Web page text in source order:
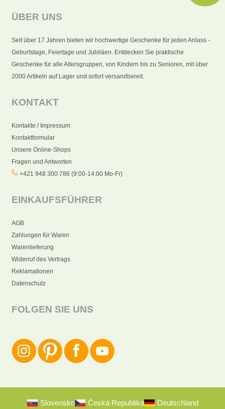
ÜBER UNS
Seit über 17 Jahren bieten wir hochwertige Geschenke für jeden Anlass -
Geburtstage, Feiertage und Jubiläen. Entdecken Sie praktische
Geschenke für alle Altersgruppen, von Kindern bis zu Senioren, mit über
2000 Artikeln auf Lager und sofort versandbereit.
KONTAKT
Kontakte / Impressum
Kontaktformular
Unsere Online-Shops
Fragen und Antworten
+421 948 300 786 (9:00-14:00 Mo-Fr)
EINKAUFSFÜHRER
AGB
Zahlungen für Waren
Warenlieferung
Widerruf des Vertrags
Reklamationen
Datenschutz
FOLGEN SIE UNS
Slovensko Česká Republika Deutschland